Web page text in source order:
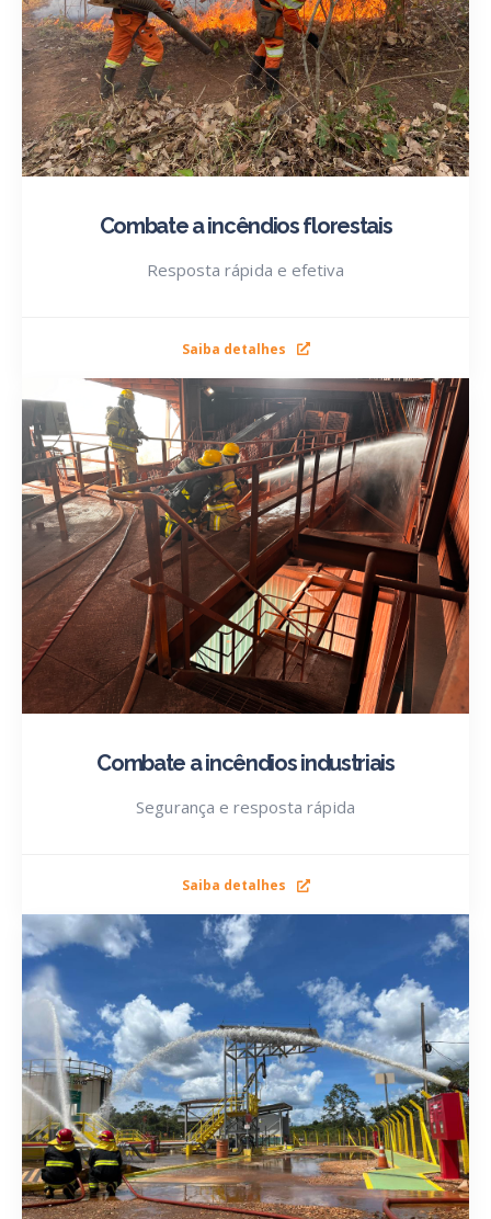
Combate a incêndios florestais
Resposta rápida e efetiva
Saiba detalhes
Combate a incêndios industriais
Segurança e resposta rápida
Saiba detalhes